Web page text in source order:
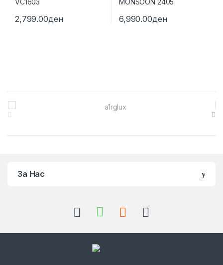
2,799.00ден 6,990.00ден
Brands Carousel
За Нас